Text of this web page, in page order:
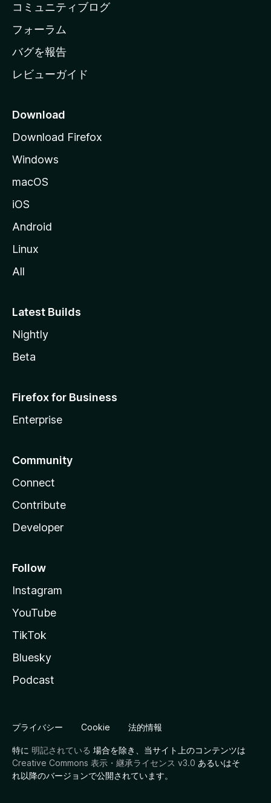
ー
ジ
へ
コミュニティブログ
フォーラム
バグを報告
レビューガイド
Download
Download Firefox
Windows
macOS
iOS
Android
Linux
All
Latest Builds
Nightly
Beta
Firefox for Business
Enterprise
Community
Connect
Contribute
Developer
Follow
Instagram
YouTube
TikTok
Bluesky
Podcast
プライバシー Cookie 法的情報
特に 明記されている 場合を除き、当サイト上のコンテンツは
Creative Commons 表示・継承ライセンス v3.0 あるいはそ
れ以降のバージョンで公開されています。